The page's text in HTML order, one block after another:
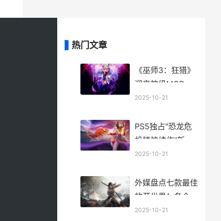
热门文章
《巫师3：狂猎》
迎来神级MOD！
猎魔人变怪物猎
玩吗
2025-10-21
PS5独占"恐龙危
机精神续作"新图
紧身衣女主 ps1有
2025-10-21
外媒盘点七款最佳
放开世界！各个都
是典范游戏 著名
2025-10-21